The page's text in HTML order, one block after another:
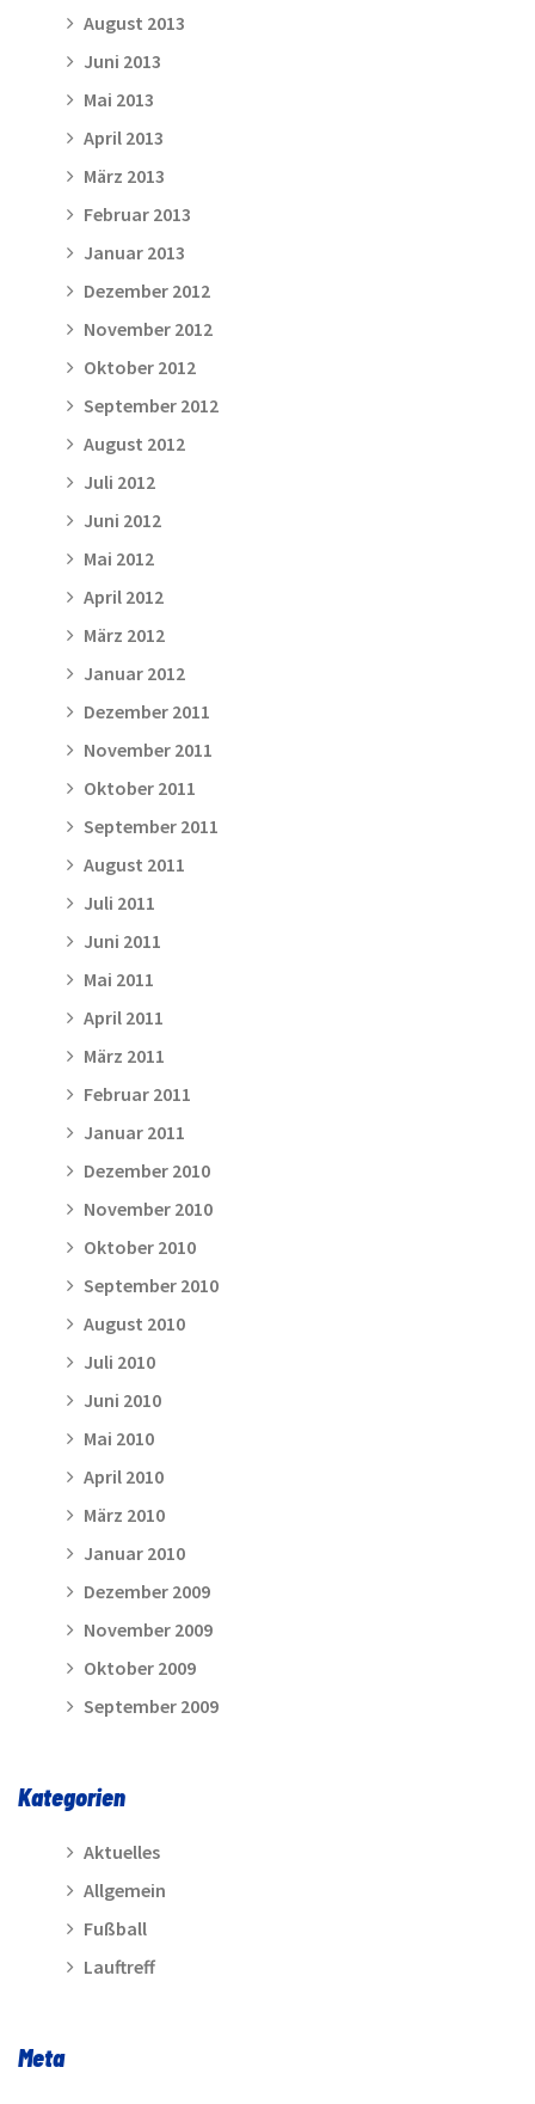
August 2013
Juni 2013
Mai 2013
April 2013
März 2013
Februar 2013
Januar 2013
Dezember 2012
November 2012
Oktober 2012
September 2012
August 2012
Juli 2012
Juni 2012
Mai 2012
April 2012
März 2012
Januar 2012
Dezember 2011
November 2011
Oktober 2011
September 2011
August 2011
Juli 2011
Juni 2011
Mai 2011
April 2011
März 2011
Februar 2011
Januar 2011
Dezember 2010
November 2010
Oktober 2010
September 2010
August 2010
Juli 2010
Juni 2010
Mai 2010
April 2010
März 2010
Januar 2010
Dezember 2009
November 2009
Oktober 2009
September 2009
Kategorien
Aktuelles
Allgemein
Fußball
Lauftreff
Meta